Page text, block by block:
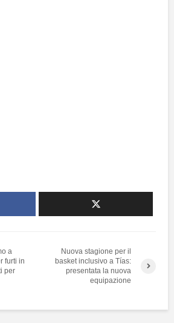
a
furti in
per
Nuova stagione per il
basket inclusivo a Tías:
presentata la nuova
equipazione